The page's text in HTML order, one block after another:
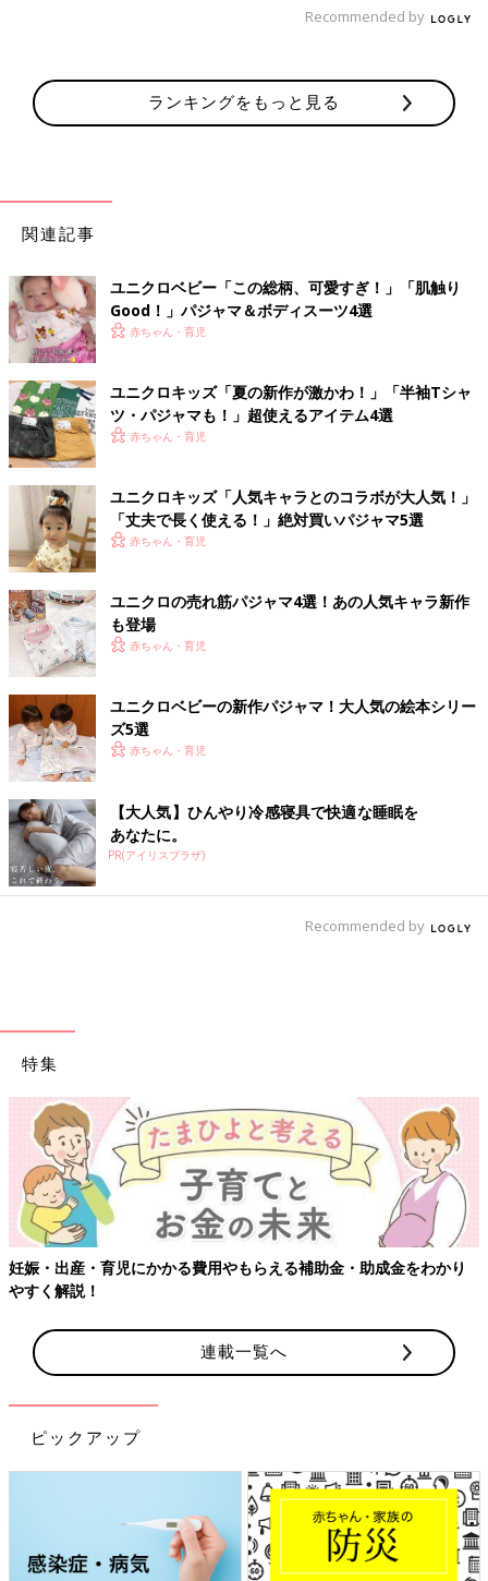
Recommended by
ランキングをもっと見る
関連記事
ユニクロベビー「この総柄、可愛すぎ！」「肌触り
Good！」パジャマ＆ボディスーツ4選
赤ちゃん・育児
ユニクロキッズ「夏の新作が激かわ！」「半袖Tシャ
ツ・パジャマも！」超使えるアイテム4選
赤ちゃん・育児
ユニクロキッズ「人気キャラとのコラボが大人気！」
「丈夫で長く使える！」絶対買いパジャマ5選
赤ちゃん・育児
ユニクロの売れ筋パジャマ4選！あの人気キャラ新作
も登場
赤ちゃん・育児
ユニクロベビーの新作パジャマ！大人気の絵本シリー
ズ5選
赤ちゃん・育児
【大人気】ひんやり冷感寝具で快適な睡眠を
あなたに。
PR(アイリスプラザ)
Recommended by
特集
【ワクチン接種できるものも】妊婦の感染症対策、知っておいて
連載一覧へ
ピックアップ